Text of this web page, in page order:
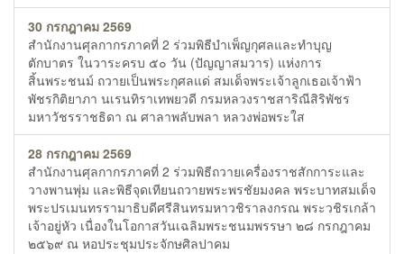
30 กรกฎาคม 2569
สำนักงานศุลกากรภาคที่ 2 ร่วมพิธีบำเพ็ญกุศลและทำบุญ
ตักบาตร ในวาระครบ ๕๐ วัน (ปัญญาสมวาร) แห่งการ
สิ้นพระชนม์ ถวายเป็นพระกุศลแด่ สมเด็จพระเจ้าลูกเธอเจ้าฟ้า
พัชรกิติยาภา นเรนทิราเทพยวดี กรมหลวงราชสาริณีสิริพัชร
มหาวัชรราชธิดา ณ ศาลาพลับพลา หลวงพ่อพระใส
28 กรกฎาคม 2569
สำนักงานศุลกากรภาคที่ 2 ร่วมพิธีถวายเครื่องราชสักการะและ
วางพานพุ่ม และพิธีจุดเทียนถวายพระพรชัยมงคล พระบาทสมเด็จ
พระปรเมนทรรามาธิบดีศรีสินทรมหาวชิราลงกรณ พระวชิรเกล้า
เจ้าอยู่หัว เนื่องในโอกาสวันเฉลิมพระชนมพรรษา ๒๘ กรกฎาคม
๒๕๖๙ ณ หอประชุมประจักษศิลปาคม